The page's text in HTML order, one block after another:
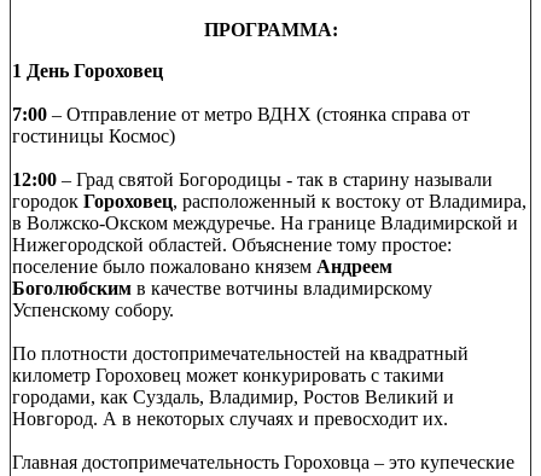
ПРОГРАММА:
1 День Гороховец
7:00 – Отправление от метро ВДНХ (стоянка справа от
гостиницы Космос)
12:00 – Град святой Богородицы - так в старину называли
городок Гороховец, расположенный к востоку от Владимира,
в Волжско-Окском междуречье. На границе Владимирской и
Нижегородской областей. Объяснение тому простое:
поселение было пожаловано князем Андреем
Боголюбским в качестве вотчины владимирскому
Успенскому собору.
По плотности достопримечательностей на квадратный
километр Гороховец может конкурировать с такими
городами, как Суздаль, Владимир, Ростов Великий и
Новгород. А в некоторых случаях и превосходит их.
Главная достопримечательность Гороховца – это купеческие